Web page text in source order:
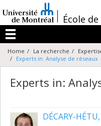
au
contenu
/École de
Menu
Home La recherche
Experts in: Analyse de réseaux
Experts in:
DÉCARY-